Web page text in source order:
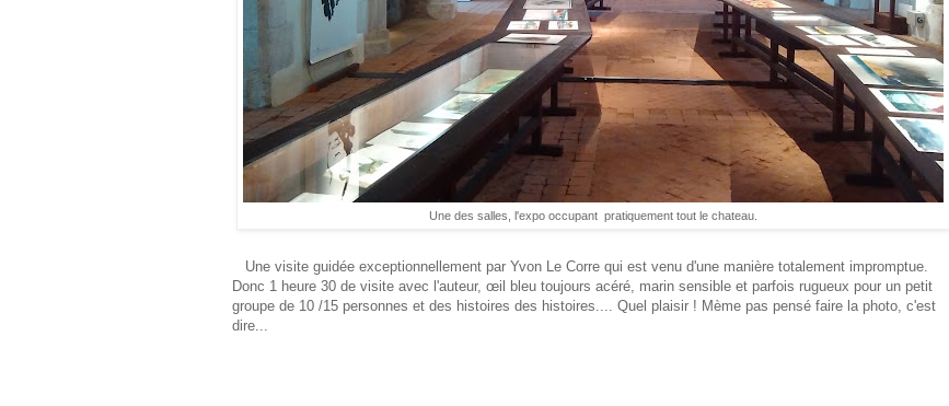
Une des salles, l'expo occupant pratiquement tout le chateau.
Une visite guidée exceptionnellement par Yvon Le Corre qui est venu d'une manière totalement impromptue.
Donc 1 heure 30 de visite avec l'auteur, œil bleu toujours acéré, marin sensible et parfois rugueux pour un petit
groupe de 10 /15 personnes et des histoires des histoires.... Quel plaisir ! Mème pas pensé faire la photo, c'est
dire...